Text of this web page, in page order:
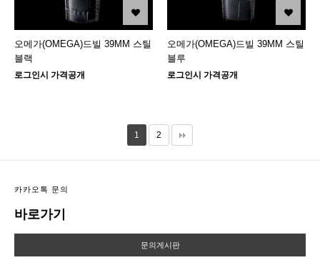
오메가(OMEGA)드빌 39MM 스틸
블랙
로그인시 가격공개
오메가(OMEGA)드빌 39MM 스틸
블루
로그인시 가격공개
1 2
카카오톡 문의
바로가기
문의게시판